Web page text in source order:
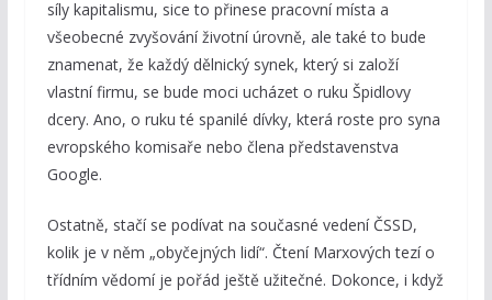
síly kapitalismu, sice to přinese pracovní místa a
všeobecné zvyšování životní úrovně, ale také to bude
znamenat, že každý dělnický synek, který si založí
vlastní firmu, se bude moci ucházet o ruku Špidlovy
dcery. Ano, o ruku té spanilé dívky, která roste pro syna
evropského komisaře nebo člena představenstva
Google.
Ostatně, stačí se podívat na současné vedení ČSSD,
kolik je v něm „obyčejných lidí“. Čtení Marxových tezí o
třídním vědomí je pořád ještě užitečné. Dokonce, i když